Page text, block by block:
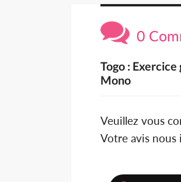
0
Togo :
Mono
Veuillez vous
Votre avis nous